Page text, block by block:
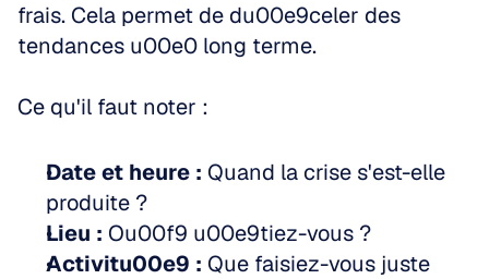
frais. Cela permet de du00e9celer des
tendances u00e0 long terme.
Ce qu'il faut noter :
Date et heure : Quand la crise s'est-elle
produite ?
Lieu : Ou00f9 u00e9tiez-vous ?
Activitu00e9 : Que faisiez-vous juste